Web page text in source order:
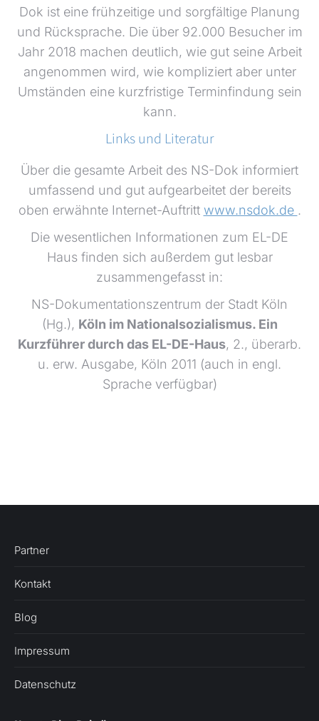
Dok ist eine frühzeitige und sorgfältige Planung
und Rücksprache. Die über 92.000 Besucher im
Jahr 2018 machen deutlich, wie gut seine Arbeit
angenommen wird, wie kompliziert aber unter
Umständen eine kurzfristige Terminfindung sein
kann.
Links und Literatur
Über die gesamte Arbeit des NS-Dok informiert
umfassend und gut aufgearbeitet der bereits
oben erwähnte Internet-Auftritt www.nsdok.de .
Die wesentlichen Informationen zum EL-DE
Haus finden sich außerdem gut lesbar
zusammengefasst in:
NS-Dokumentationszentrum der Stadt Köln
(Hg.), Köln im Nationalsozialismus. Ein
Kurzführer durch das EL-DE-Haus, 2., überarb.
u. erw. Ausgabe, Köln 2011 (auch in engl.
Sprache verfügbar)
Partner
Kontakt
Blog
Impressum
Datenschutz